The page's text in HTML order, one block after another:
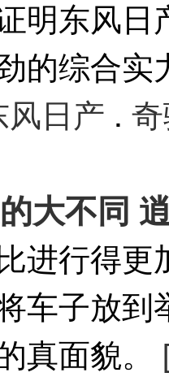
明东风
的综合
风日产 .
大不同
进行得
车子放
真面貌。